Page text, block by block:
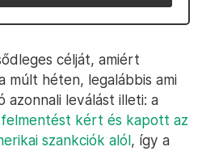
célját, amiért
múlt héten, legalábbis ami
azonnali leválást illeti: a
kért és kapott az
szankciók alól, így a